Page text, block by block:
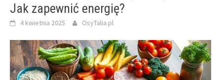
Jak zapewnić energię?
4 kwietnia 2025 OsyTalia.pl